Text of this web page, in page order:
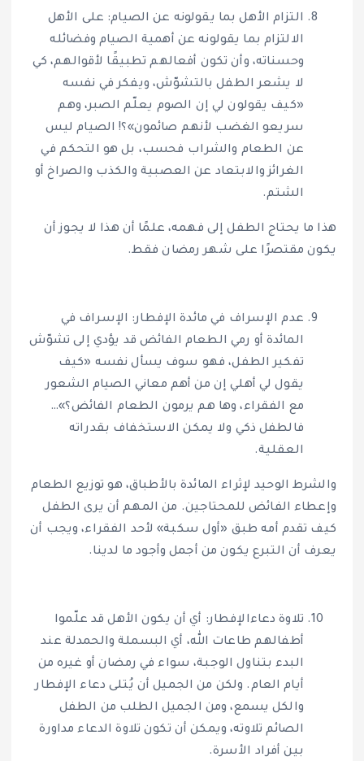
التزام الأهل بما يقولونه عن الصيام: على الأهل
الالتزام بما يقولونه عن أهمية الصيام وفضائله
وحسناته، وأن تكون أفعالهم تطبيقًا لأقوالهم، كي
لا يشعر الطفل بالتشوّش، ويفكر في نفسه
«كيف يقولون لي إن الصوم يعلّم الصبر، وهم
سريعو الغضب لأنهم صائمون»؟! الصيام ليس
عن الطعام والشراب فحسب، بل هو التحكم في
الغرائز والابتعاد عن العصبية والكذب والصراخ أو
الشتم.
هذا ما يحتاج الطفل إلى فهمه، علمًا أن هذا لا يجوز أن
يكون مقتصرًا على شهر رمضان فقط.
عدم الإسراف في مائدة الإفطار: الإسراف في
المائدة أو رمي الطعام الفائض قد يؤدي إلى تشوّش
تفكير الطفل، فهو سوف يسأل نفسه «كيف
يقول لي أهلي إن من أهم معاني الصيام الشعور
مع الفقراء، وها هم يرمون الطعام الفائض؟»…
فالطفل ذكي ولا يمكن الاستخفاف بقدراته
العقلية.
والشرط الوحيد لإثراء المائدة بالأطباق، هو توزيع الطعام
وإعطاء الفائض للمحتاجين. من المهم أن يرى الطفل
كيف تقدم أمه طبق «أول سكبة» لأحد الفقراء، ويجب أن
يعرف أن التبرع يكون من أجمل وأجود ما لدينا.
تلاوة دعاءالإفطار: أي أن يكون الأهل قد علّموا
أطفالهم طاعات الله، أي البسملة والحمدلة عند
البدء بتناول الوجبة، سواء في رمضان أو غيره من
أيام العام. ولكن من الجميل أن يُتلى دعاء الإفطار
والكل يسمع، ومن الجميل الطلب من الطفل
الصائم تلاوته، ويمكن أن تكون تلاوة الدعاء مداورة
بين أفراد الأسرة.